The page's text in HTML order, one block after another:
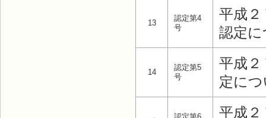
13
認定第4
号
平成２
認定
14
認定第5
号
平成２
定に
平成２